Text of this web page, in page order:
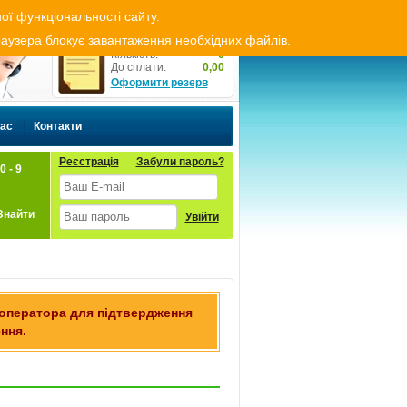
резерв Оплата і доставка
функціональності сайту.
блокує завантаження необхідних файлів.
Резерв товару
Кількість:
0
До сплати:
0,00
Оформити резерв
Контакти
0 - 9
Реєстрація Забули пароль?
Увійти
для підтвердження